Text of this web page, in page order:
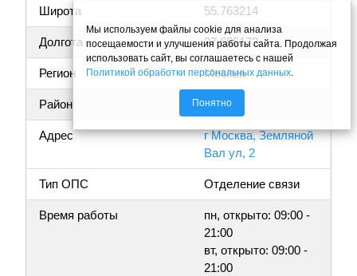
Широта 55.763214
Долгота 37.656173
Регион Москва
Район
Адрес
г Москва, Земляной
Вал ул, 2
Тип ОПС Отделение связи
Время работы
пн, открыто: 09:00 -
21:00
вт, открыто: 09:00 -
21:00
Мы используем файлы cookie для анализа
посещаемости и улучшения работы сайта. Продолжая
использовать сайт, вы соглашаетесь с нашей
Политикой обработки персональных данных.
Понятно